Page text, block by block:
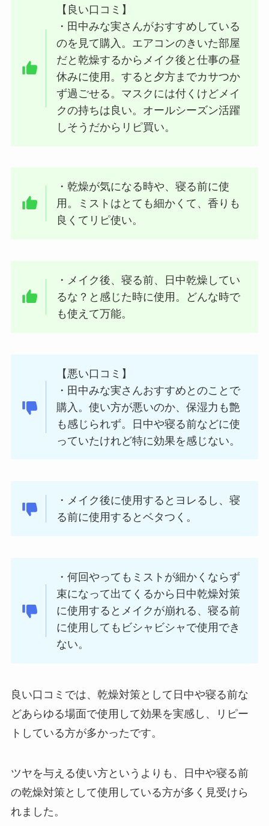
【良い口コミ】
・田中みな実さんがおすすめしている
のを見て購入。エアコンのきいた部屋
だと乾燥するからメイク後と仕事の昼
休みに使用。すると夕方までカサつか
ず過ごせる。マスクには付くけどメイ
クの持ちは良い。オールシーズン活躍
しそうだからリピ買い。
・乾燥が気になる時や、寝る前に使
用。ミストはとても細かくて、香りも
良くてリピ使い。
・メイク後、寝る前、日中乾燥してい
るな？と感じた時に使用。どんな時で
も使えて万能。
【悪い口コミ】
・田中みな実さんおすすめとのことで
購入。使い方が悪いのか、保湿力も艶
も感じられず。日中や寝る前などに使
っていたけれど特に効果を感じない。
・メイク後に使用するとヨレるし、寝
る前に使用するとベタつく。
・何回やってもミストが細かくならず
束になって出てくるから日中乾燥対策
に使用するとメイクが崩れる、寝る前
に使用してもビシャビシャで使用でき
ない。
良い口コミでは、乾燥対策として日中や寝る前な
どあらゆる場面で使用して効果を実感し、リピー
トしている方が多かったです。
ツヤを与える使い方というよりも、日中や寝る前
の乾燥対策として使用している方が多く見受けら
れました。